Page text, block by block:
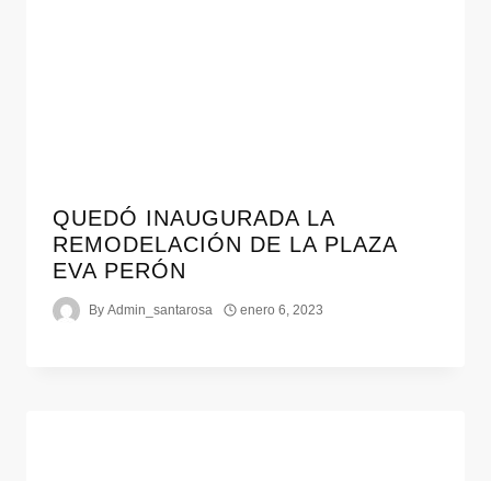
QUEDÓ INAUGURADA LA
REMODELACIÓN DE LA PLAZA
EVA PERÓN
By Admin_santarosa enero 6, 2023